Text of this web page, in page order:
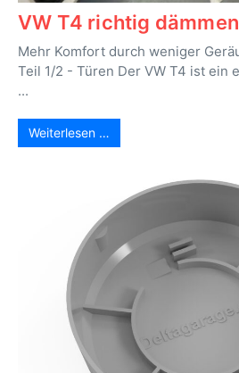
VW T4 richtig dämmen
Mehr Komfort durch weniger
Teil 1/2 - Türen Der VW T4 ist ein
...
Weiterlesen …